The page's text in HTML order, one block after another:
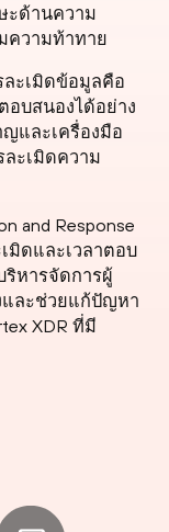
ะด้านความ
ความท้าทาย
ะเมิดข้อมูลคือ
อบสนองได้อย่าง
และเครื่องมือ
ะเมิดความ
and Response
มิดและเวลาตอบ
ริหารจัดการผู้
และช่วยแก้ปัญหา
XDR ที่มี